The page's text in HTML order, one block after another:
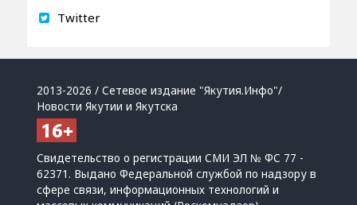
Twitter
2013-2026 / Сетевое издание "Якутия.Инфо"/
Новости Якутии и Якутска
Свидетельство о регистрации СМИ ЭЛ № ФС 77 -
62371. Выдано Федеральной службой по надзору в
сфере связи, информационных технологий и